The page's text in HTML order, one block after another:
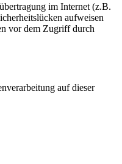
im Internet (z.B.
aufweisen
vor dem Zugriff durch
auf dieser